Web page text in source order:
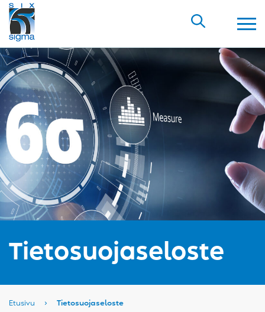
Tietosuojaseloste
Etusivu › Tietosuojaseloste